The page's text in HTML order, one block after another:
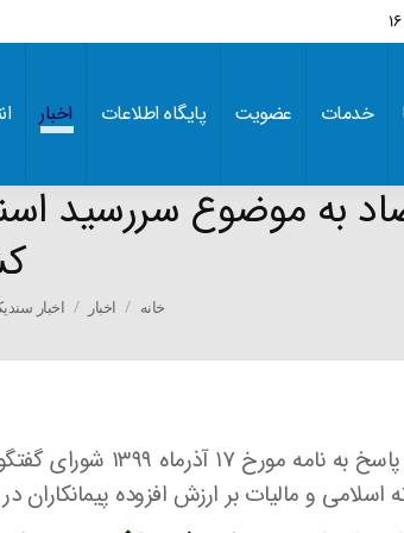
خدمات عضویت پایگاه اطلاعات اخبار
به موضوع سررسید
You are here:
خانه اخبار اخبار
وزارت امور اقتصادی و
و مالیات بر ارزش افزوده پیمانکاران